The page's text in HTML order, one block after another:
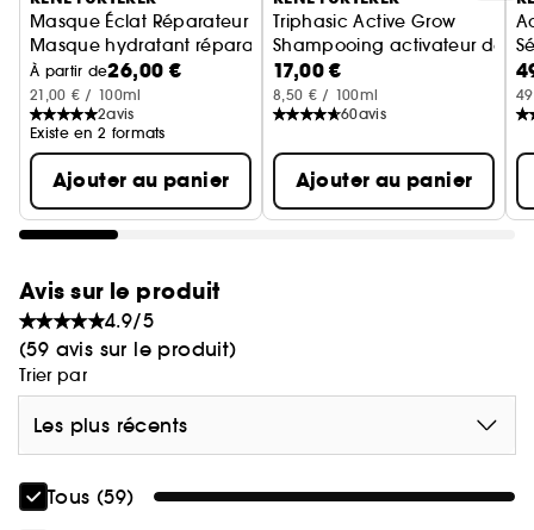
Masque Éclat Réparateur
Masque hydratant réparateur cheveux colorés
À partir de26,00 €
21,00 € / 100ml
2avis
Existe en 2 formats
Ajouter au panier
Triphasic Active Grow
Shampooing activateur de
17,00 €
8,50 € / 100ml
60avis
Ajouter au panier
Avis sur le produit
4.9/5
(59 avis sur le produit)
Trier par
Les plus récents
Tous (59)